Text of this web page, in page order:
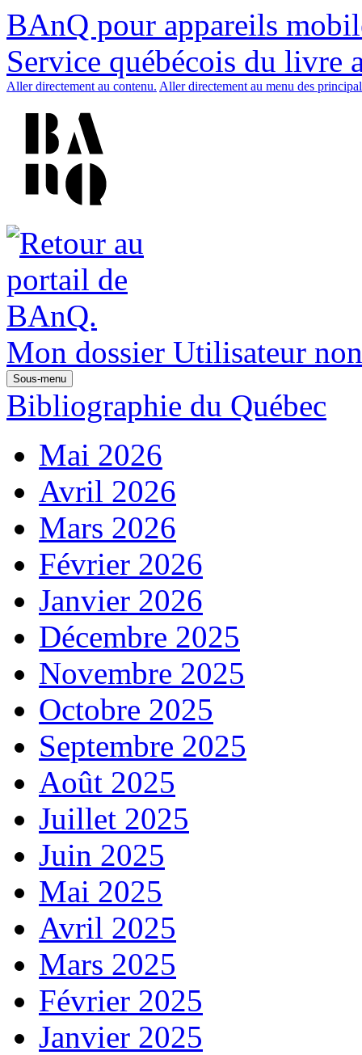
BAnQ pour appareils
Service québécois du livre
Aller directement au contenu. Aller directement au menu des
Mon dossier Utilisateur
Sous-menu
Bibliographie du Québec
Mai 2026
Avril 2026
Mars 2026
Février 2026
Janvier 2026
Décembre 2025
Novembre 2025
Octobre 2025
Septembre 2025
Août 2025
Juillet 2025
Juin 2025
Mai 2025
Avril 2025
Mars 2025
Février 2025
Janvier 2025